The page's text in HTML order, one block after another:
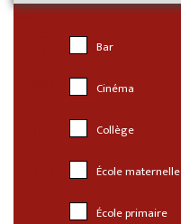
Bar
Cinéma
Collège
École maternelle
École primaire